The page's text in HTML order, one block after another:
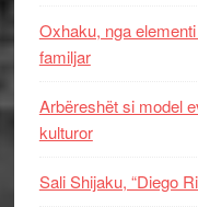
Oxhaku, nga
familjar
Arbëreshët si model
kulturor
Sali Shijaku, “Diego